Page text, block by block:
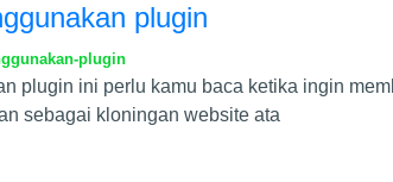
plugin
plugin
plugin ini perlu kamu baca ketika ingin
sebagai kloningan website ata